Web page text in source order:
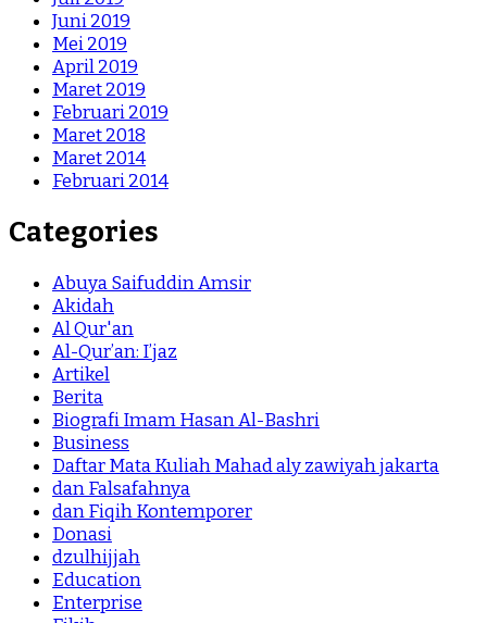
Juni 2019
Mei 2019
April 2019
Maret 2019
Februari 2019
Maret 2018
Maret 2014
Februari 2014
Categories
Abuya Saifuddin Amsir
Akidah
Al Qur'an
Al-Qur’an: I’jaz
Artikel
Berita
Biografi Imam Hasan Al-Bashri
Business
Daftar Mata Kuliah Mahad aly zawiyah jakarta
dan Falsafahnya
dan Fiqih Kontemporer
Donasi
dzulhijjah
Education
Enterprise